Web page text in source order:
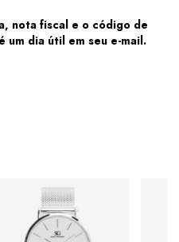
nota fiscal e o código de
um dia útil em seu e-mail.